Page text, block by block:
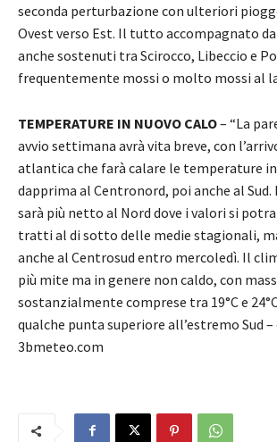
seconda perturbazione con ulteriori
Ovest verso Est. Il tutto accompagnato
anche sostenuti tra Scirocco, Libeccio e
frequentemente mossi o molto mossi al
TEMPERATURE IN NUOVO CALO– “La
avvio settimana avrà vita breve, con
atlantica che farà calare le temperature
dapprima al Centronord, poi anche al
sarà più netto al Nord dove i valori si
tratti al di sotto delle medie stagionali,
anche al Centrosud entro mercoledì. Il
più mite ma in genere non caldo, con
sostanzialmente comprese tra 19°C e
qualche punta superiore all’estremo Sud
3bmeteo.com